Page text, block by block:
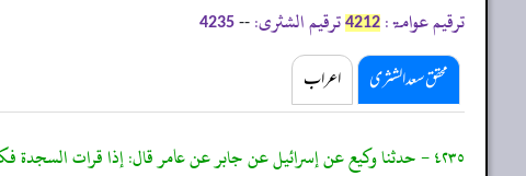
ترقیم عوامۃ: 4212 ترقیم الشثری: --
4235
محقق سعد الشثری اعراب
٤٢٣٥ - حدثنا وكيع عن إسرائيل عن جابر عن عامر قال: إذا قرات السجدة فكبر.